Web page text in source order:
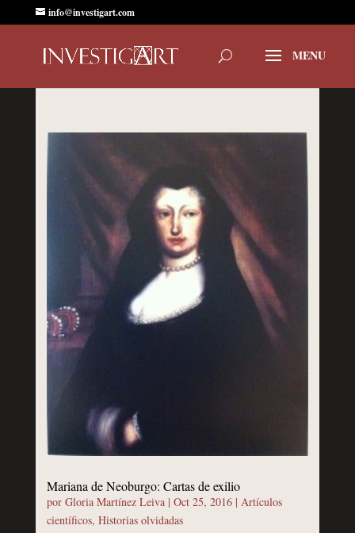
info@investigart.com
Mariana de Neoburgo: Cartas de exilio
por Gloria Martínez Leiva| Oct 25, 2016| Artículos
científicos, Historias olvidadas